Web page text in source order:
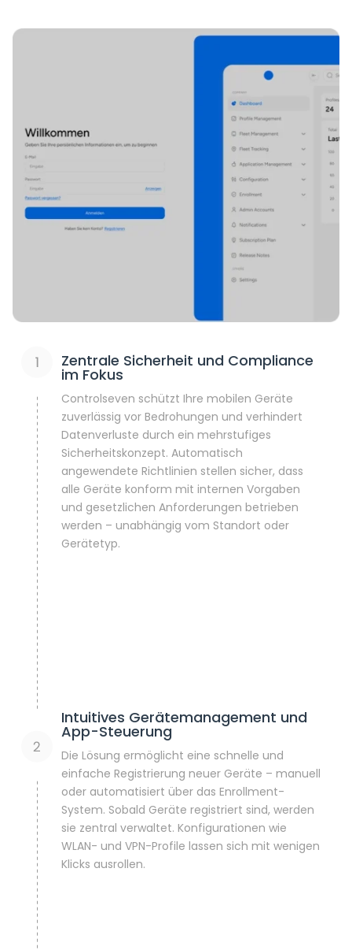
Zentrale Sicherheit und Compliance
im Fokus
Controlseven schützt Ihre mobilen Geräte
zuverlässig vor Bedrohungen und verhindert
Datenverluste durch ein mehrstufiges
Sicherheitskonzept. Automatisch
angewendete Richtlinien stellen sicher, dass
alle Geräte konform mit internen Vorgaben
und gesetzlichen Anforderungen betrieben
werden – unabhängig vom Standort oder
Gerätetyp.
Intuitives Gerätemanagement und
App-Steuerung
Die Lösung ermöglicht eine schnelle und
einfache Registrierung neuer Geräte – manuell
oder automatisiert über das Enrollment-
System. Sobald Geräte registriert sind, werden
sie zentral verwaltet. Konfigurationen wie
WLAN- und VPN-Profile lassen sich mit wenigen
Klicks ausrollen.